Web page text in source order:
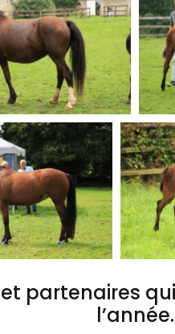
partenaires
l’année.